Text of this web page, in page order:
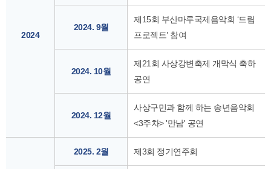
2024
2024. 9월
제15회 부산마루국제음악회 ‘드림
프로젝트’ 참여
2024. 10월
제21회 사상강변축제 개막식 축하
공연
2024. 12월
사상구민과 함께 하는 송년음악회
<3주차> '만남' 공연
2025. 2월 제3회 정기연주회